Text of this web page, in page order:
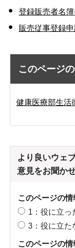
登録販売者名
販売従事登録
このページ
健康医療部生活
より良いウェ
意見をお聞か
このページの
1：役に立っ
3：役に立た
このページの